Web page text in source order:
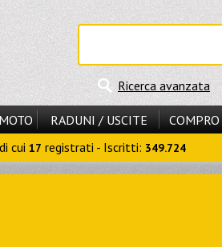
Ricerca avanzata
RADUNI / USCITE
cui 17 registrati - Iscritti: 349.724